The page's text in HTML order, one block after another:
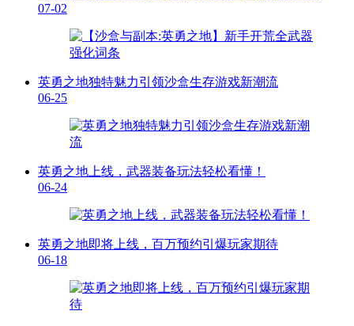
07-02
英勇之地独特魅力引领沙盒生存游戏新潮流
06-25
英勇之地上线，武器装备玩法轻松看懂！
06-24
英勇之地即将上线，百万预约引爆玩家期待
06-18